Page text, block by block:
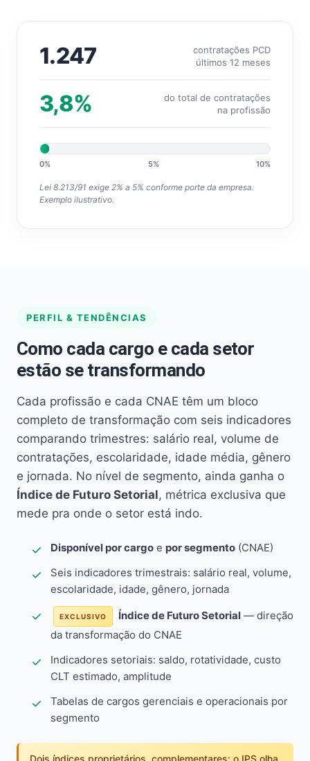
1.247
contratações PCD
últimos 12 meses
3,8%
do total de contratações
na profissão
0% 5% 10%
Lei 8.213/91 exige 2% a 5% conforme porte da empresa.
Exemplo ilustrativo.
PERFIL & TENDÊNCIAS
Como cada cargo e cada setor
estão se transformando
Cada profissão e cada CNAE têm um bloco
completo de transformação com seis indicadores
comparando trimestres: salário real, volume de
contratações, escolaridade, idade média, gênero
e jornada. No nível de segmento, ainda ganha o
Índice de Futuro Setorial, métrica exclusiva que
mede pra onde o setor está indo.
Disponível por cargo e por segmento (CNAE)
Seis indicadores trimestrais: salário real, volume,
escolaridade, idade, gênero, jornada
EXCLUSIVO Índice de Futuro Setorial — direção
da transformação do CNAE
Indicadores setoriais: saldo, rotatividade, custo
CLT estimado, amplitude
Tabelas de cargos gerenciais e operacionais por
segmento
Dois índices proprietários, complementares: o IPS olha